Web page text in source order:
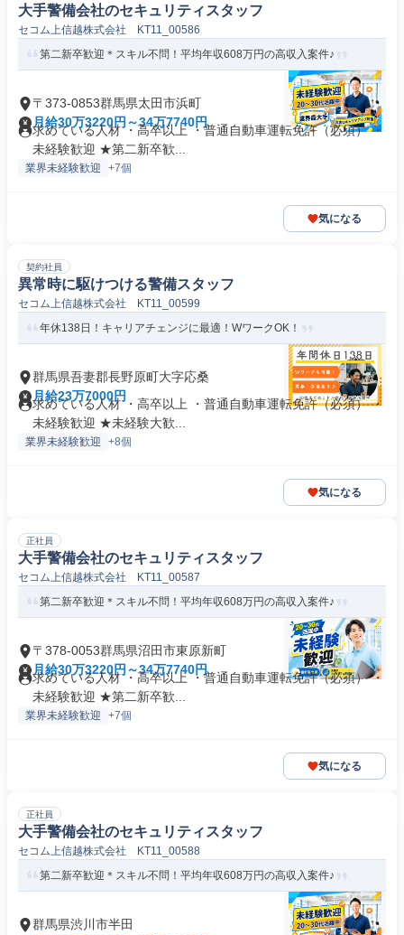
大手警備会社のセキュリティスタッフ
セコム上信越株式会社 KT11_00586
第二新卒歓迎＊スキル不問！平均年収608万円の高収入案件♪
〒373-0853群馬県太田市浜町
月給30万3220円～34万7740円
求めている人材 ・高卒以上 ・普通自動車運転免許（必須） ・
未経験歓迎 ★第二新卒歓...
業界未経験歓迎 +7個
気になる
契約社員
異常時に駆けつける警備スタッフ
セコム上信越株式会社 KT11_00599
年休138日！キャリアチェンジに最適！WワークOK！
群馬県吾妻郡長野原町大字応桑
月給23万7000円
求めている人材 ・高卒以上 ・普通自動車運転免許（必須） ・
未経験歓迎 ★未経験大歓...
業界未経験歓迎 +8個
気になる
正社員
大手警備会社のセキュリティスタッフ
セコム上信越株式会社 KT11_00587
第二新卒歓迎＊スキル不問！平均年収608万円の高収入案件♪
〒378-0053群馬県沼田市東原新町
月給30万3220円～34万7740円
求めている人材 ・高卒以上 ・普通自動車運転免許（必須） ・
未経験歓迎 ★第二新卒歓...
業界未経験歓迎 +7個
気になる
正社員
大手警備会社のセキュリティスタッフ
セコム上信越株式会社 KT11_00588
第二新卒歓迎＊スキル不問！平均年収608万円の高収入案件♪
群馬県渋川市半田